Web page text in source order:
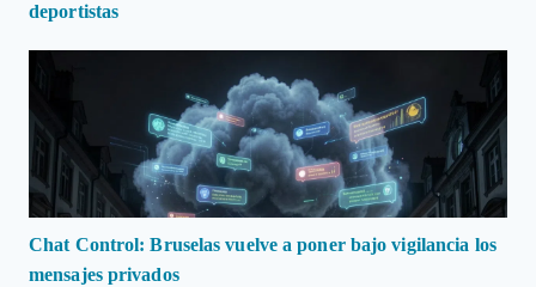
deportistas
Chat Control: Bruselas vuelve a poner bajo vigilancia los
mensajes privados